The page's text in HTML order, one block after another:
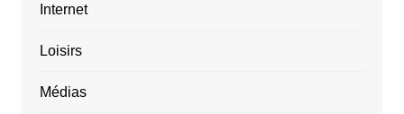
Internet
Loisirs
Médias